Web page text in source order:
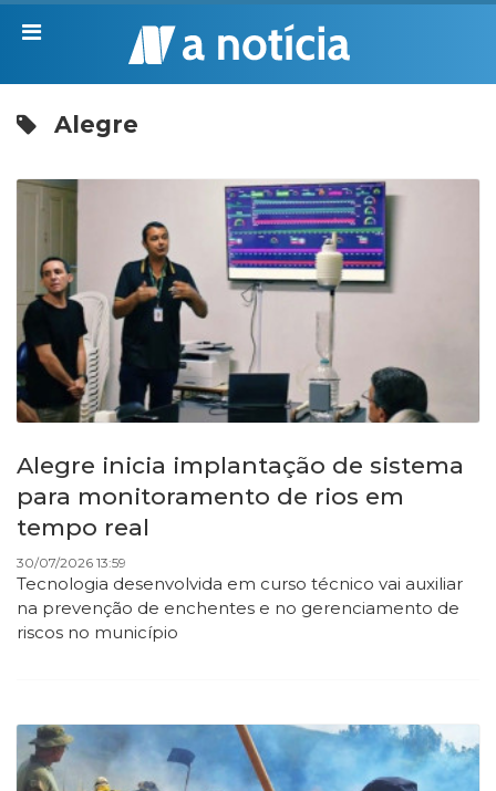
Alegre
Alegre inicia implantação de sistema
para monitoramento de rios em
tempo real
30/07/2026 13:59
Tecnologia desenvolvida em curso técnico vai auxiliar
na prevenção de enchentes e no gerenciamento de
riscos no município